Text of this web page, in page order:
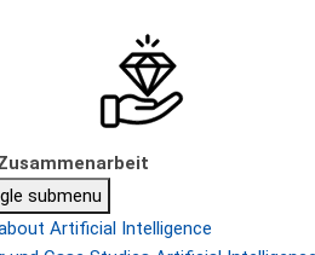
submenu
Artificial Intelligence